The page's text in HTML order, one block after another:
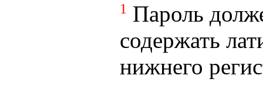
1 Пароль
содержать
нижнего